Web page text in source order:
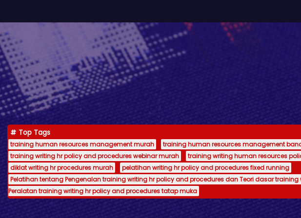
Top Tags
training human resources management murah
training human resources management
training writing hr policy and procedures webinar murah
training writing human resources
diklat writing hr procedures murah
pelatihan writing hr policy and procedures fixed running
Pelatihan tentang Pengenalan training writing hr policy and procedures dan Teori dasar
Peralatan training writing hr policy and procedures tatap muka